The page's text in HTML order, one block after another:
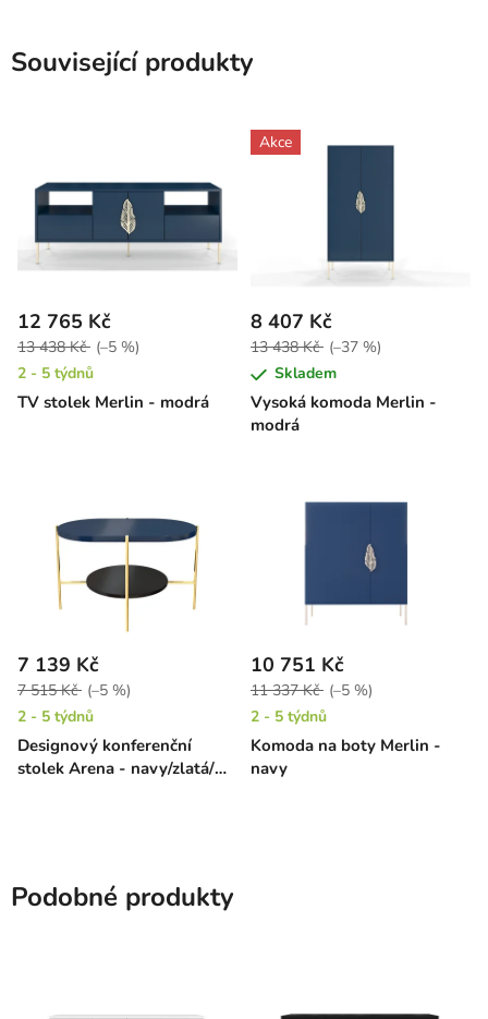
Související produkty
TV stolek Merlin - modrá
12 765 Kč
13 438 Kč (–5 %)
2 - 5 týdnů
Akce
Vysoká komoda Merlin -
modrá
8 407 Kč
13 438 Kč (–37 %)
Skladem
Designový konferenční
stolek Arena - navy/zlatá/
7 139 Kč
7 515 Kč (–5 %)
2 - 5 týdnů
Komoda na boty Merlin -
navy
10 751 Kč
11 337 Kč (–5 %)
2 - 5 týdnů
Podobné produkty